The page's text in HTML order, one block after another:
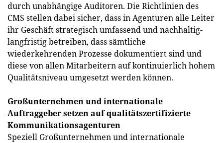
durch unabhängige Auditoren. Die Richtlinien des
CMS stellen dabei sicher, dass in Agenturen alle Leiter
ihr Geschäft strategisch umfassend und nachhaltig-
langfristig betreiben, dass sämtliche
wiederkehrenden Prozesse dokumentiert sind und
diese von allen Mitarbeitern auf kontinuierlich hohem
Qualitätsniveau umgesetzt werden können.
Großunternehmen und internationale
Auftraggeber setzen auf qualitätszertifizierte
Kommunikationsagenturen
Speziell Großunternehmen und internationale